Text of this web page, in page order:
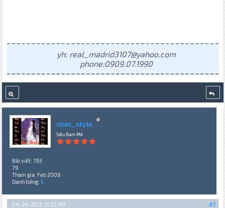
yh: real_madrid3107@yahoo.com
phone:0909.07.1990
nhoc_style
Siêu Đam Mê
Bài viết: 763
79
Tham gia: Feb 2009
Danh tiếng: 5
#7
04-24-2012, 11:52 PM